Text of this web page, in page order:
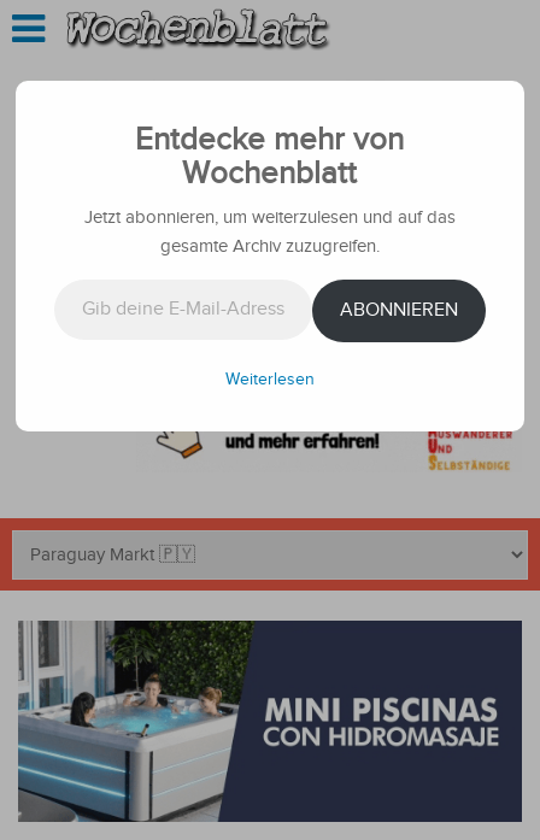
Entdecke mehr von
Wochenblatt
Jetzt abonnieren, um weiterzulesen und auf das
gesamte Archiv zuzugreifen.
ABONNIEREN
Weiterlesen